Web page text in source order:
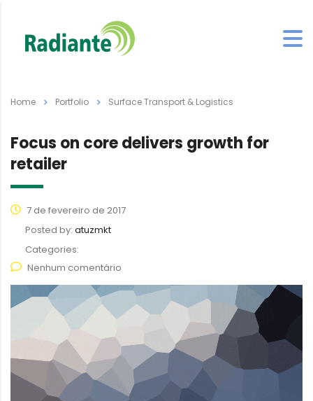
Home Portfolio Surface Transport & Logistics
Focus on core delivers growth for
retailer
7 de fevereiro de 2017
Posted by: atuzmkt
Categories:
Nenhum comentário